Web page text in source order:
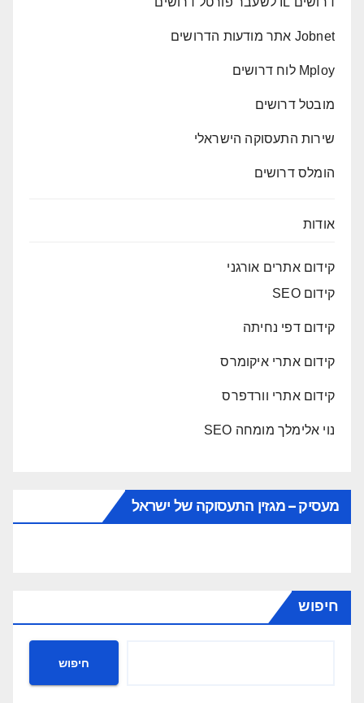
Jobnet אתר מודעות הדרושים
Mploy לוח דרושים
מובטל דרושים
שירות התעסוקה הישראלי
הומלס דרושים
אודות
קידום אתרים אורגני
קידום SEO
קידום דפי נחיתה
קידום אתרי איקומרס
קידום אתרי וורדפרס
נוי אלימלך מומחה SEO
מעסיק – מגזין התעסוקה של ישראל
חיפוש
חיפוש